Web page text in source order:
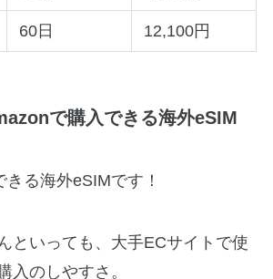
60日 12,100円
で購入できる海外eSIM
る海外eSIMです！
といっても、大手ECサイトで使
入のしやすさ。